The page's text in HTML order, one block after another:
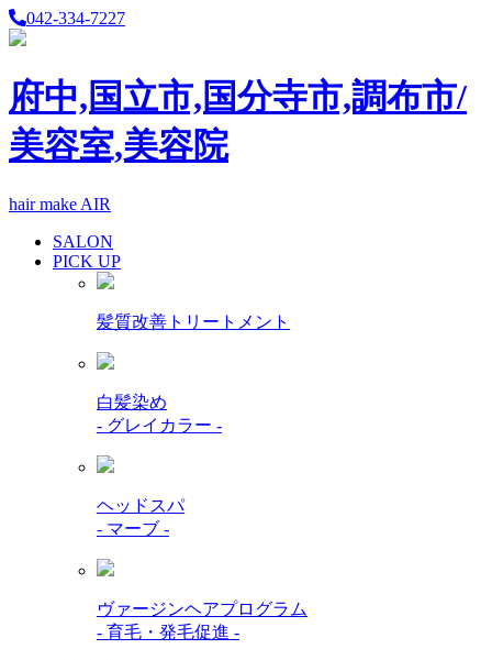
042-334-7227
府中,国立市,国分寺市,調布市/
美容室,美容院
hair make AIR
SALON
PICK UP
髪質改善トリートメント
白髪染め
- グレイカラー -
ヘッドスパ
- マーブ -
ヴァージンヘアプログラム
- 育毛・発毛促進 -